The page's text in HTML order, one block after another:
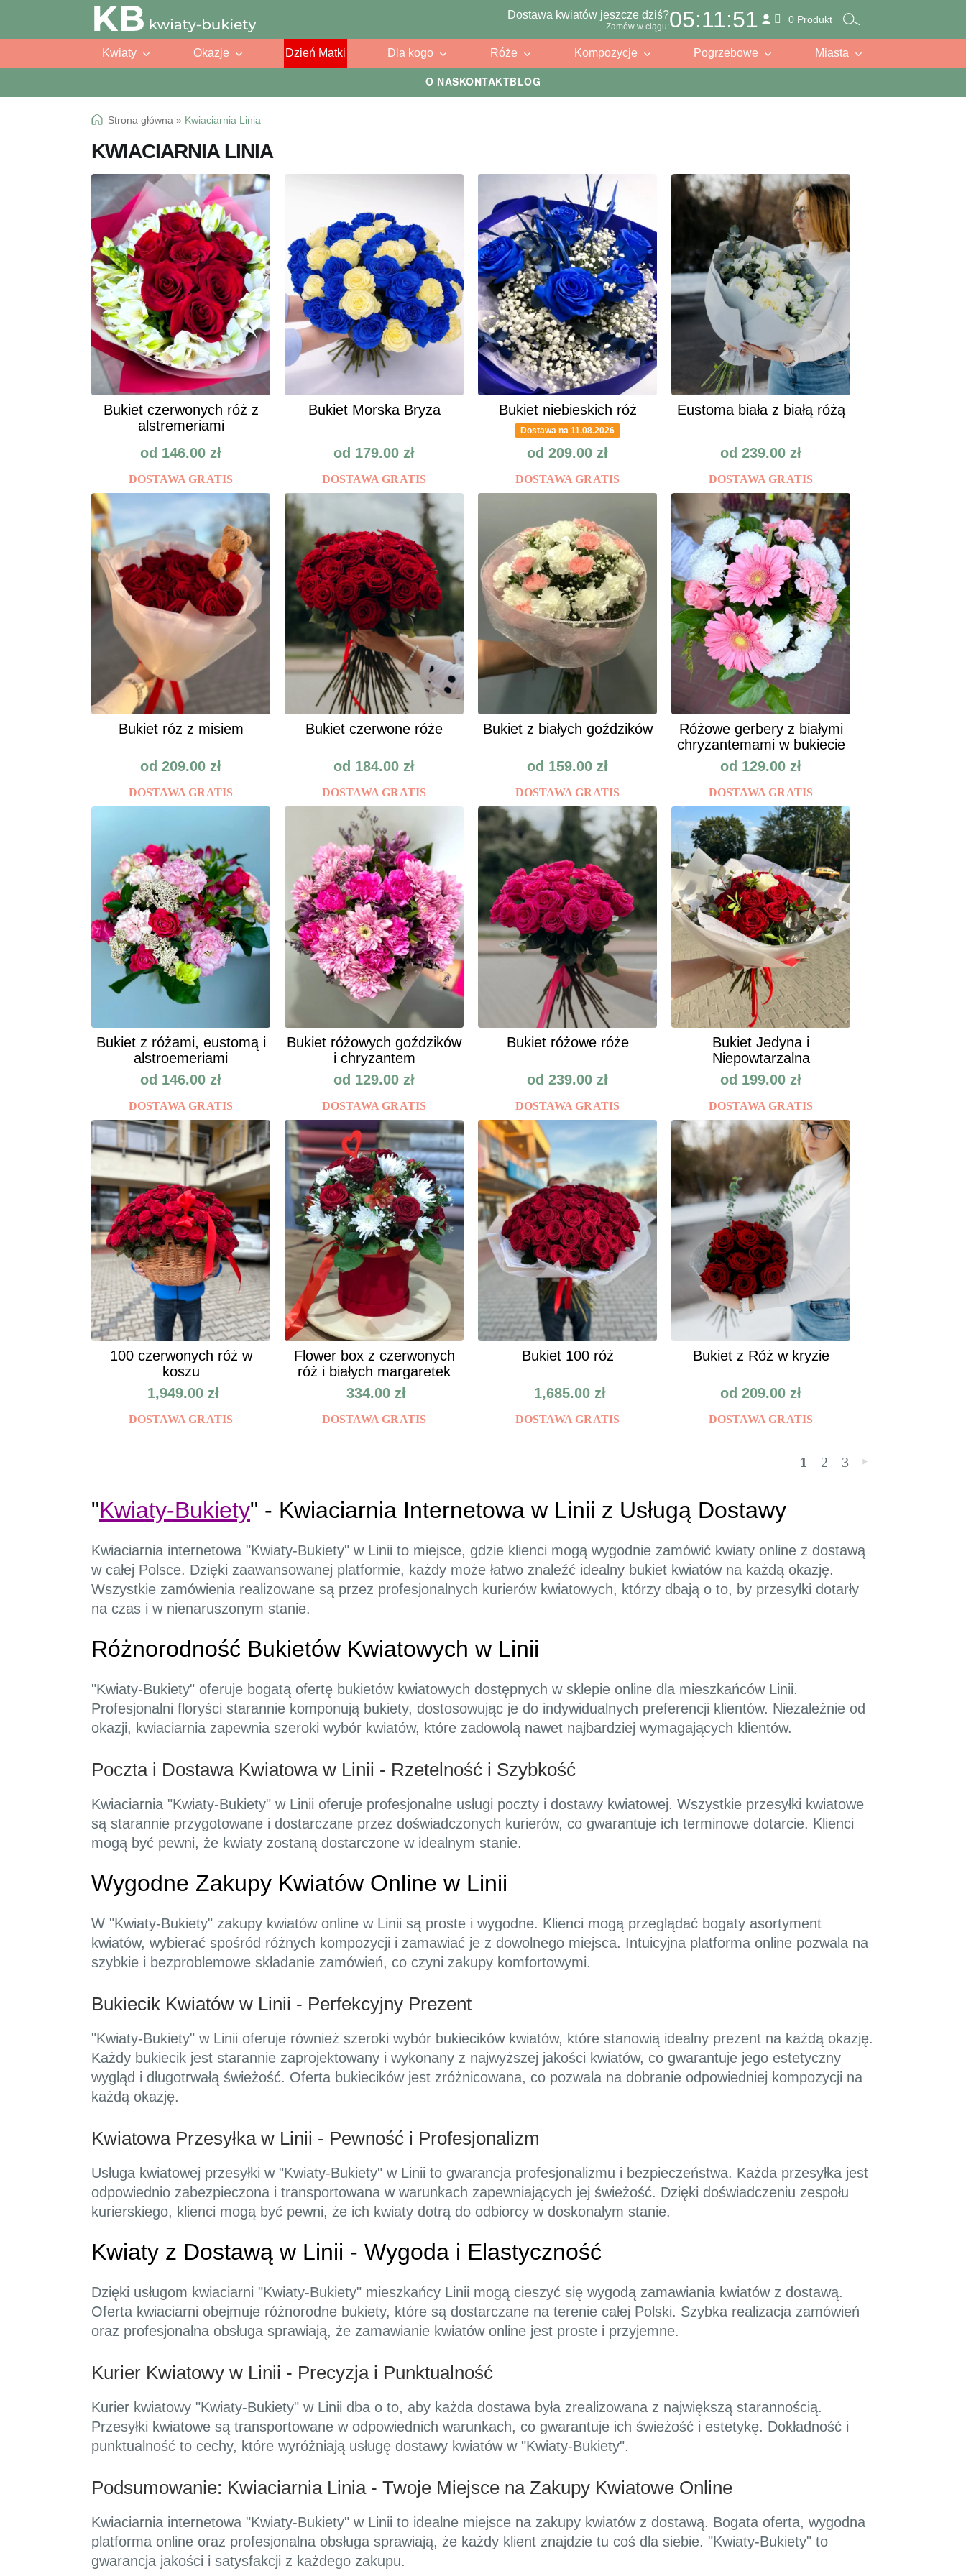
O NASKONTAKTBLOG
Przejdź
do
Przejdź
do
Dostawa kwiatów jeszcze dziś?
Zamów w ciągu:05:11:49 0 Produkt
Kwiaty Okazje Dzień Matki Dla kogo Róże Kompozycje Pogrzebowe Miasta
Strona główna » Kwiaciarnia Linia
KWIACIARNIA LINIA
Bukiet czerwonych róż z
alstremeriami
od 146.00 zł
DOSTAWA GRATIS
Bukiet Morska Bryza
od 179.00 zł
DOSTAWA GRATIS
Bukiet niebieskich róż
Dostawa na 11.08.2026
od 209.00 zł
DOSTAWA GRATIS
Eustoma biała z białą różą
od 239.00 zł
DOSTAWA GRATIS
Bukiet róz z misiem
od 209.00 zł
DOSTAWA GRATIS
Bukiet czerwone róże
od 184.00 zł
DOSTAWA GRATIS
Bukiet z białych goździków
od 159.00 zł
DOSTAWA GRATIS
Różowe gerbery z białymi
chryzantemami w bukiecie
od 129.00 zł
DOSTAWA GRATIS
Bukiet z różami, eustomą i
alstroemeriami
od 146.00 zł
DOSTAWA GRATIS
Bukiet różowych goździków
i chryzantem
od 129.00 zł
DOSTAWA GRATIS
Bukiet różowe róże
od 239.00 zł
DOSTAWA GRATIS
Bukiet Jedyna i
Niepowtarzalna
od 199.00 zł
DOSTAWA GRATIS
100 czerwonych róż w
koszu
1,949.00 zł
DOSTAWA GRATIS
Flower box z czerwonych
róż i białych margaretek
334.00 zł
DOSTAWA GRATIS
Bukiet 100 róż
1,685.00 zł
DOSTAWA GRATIS
Bukiet z Róż w kryzie
od 209.00 zł
DOSTAWA GRATIS
1 2 3 »
"Kwiaty-Bukiety" - Kwiaciarnia Internetowa w Linii z Usługą Dostawy
Kwiaciarnia internetowa "Kwiaty-Bukiety" w Linii to miejsce, gdzie klienci mogą wygodnie zamówić kwiaty online z dostawą
w całej Polsce. Dzięki zaawansowanej platformie, każdy może łatwo znaleźć idealny bukiet kwiatów na każdą okazję.
Wszystkie zamówienia realizowane są przez profesjonalnych kurierów kwiatowych, którzy dbają o to, by przesyłki dotarły
na czas i w nienaruszonym stanie.
Różnorodność Bukietów Kwiatowych w Linii
"Kwiaty-Bukiety" oferuje bogatą ofertę bukietów kwiatowych dostępnych w sklepie online dla mieszkańców Linii.
Profesjonalni floryści starannie komponują bukiety, dostosowując je do indywidualnych preferencji klientów. Niezależnie od
okazji, kwiaciarnia zapewnia szeroki wybór kwiatów, które zadowolą nawet najbardziej wymagających klientów.
Poczta i Dostawa Kwiatowa w Linii - Rzetelność i Szybkość
Kwiaciarnia "Kwiaty-Bukiety" w Linii oferuje profesjonalne usługi poczty i dostawy kwiatowej. Wszystkie przesyłki kwiatowe
są starannie przygotowane i dostarczane przez doświadczonych kurierów, co gwarantuje ich terminowe dotarcie. Klienci
mogą być pewni, że kwiaty zostaną dostarczone w idealnym stanie.
Wygodne Zakupy Kwiatów Online w Linii
W "Kwiaty-Bukiety" zakupy kwiatów online w Linii są proste i wygodne. Klienci mogą przeglądać bogaty asortyment
kwiatów, wybierać spośród różnych kompozycji i zamawiać je z dowolnego miejsca. Intuicyjna platforma online pozwala na
szybkie i bezproblemowe składanie zamówień, co czyni zakupy komfortowymi.
Bukiecik Kwiatów w Linii - Perfekcyjny Prezent
"Kwiaty-Bukiety" w Linii oferuje również szeroki wybór bukiecików kwiatów, które stanowią idealny prezent na każdą okazję.
Każdy bukiecik jest starannie zaprojektowany i wykonany z najwyższej jakości kwiatów, co gwarantuje jego estetyczny
wygląd i długotrwałą świeżość. Oferta bukiecików jest zróżnicowana, co pozwala na dobranie odpowiedniej kompozycji na
każdą okazję.
Kwiatowa Przesyłka w Linii - Pewność i Profesjonalizm
Usługa kwiatowej przesyłki w "Kwiaty-Bukiety" w Linii to gwarancja profesjonalizmu i bezpieczeństwa. Każda przesyłka jest
odpowiednio zabezpieczona i transportowana w warunkach zapewniających jej świeżość. Dzięki doświadczeniu zespołu
kurierskiego, klienci mogą być pewni, że ich kwiaty dotrą do odbiorcy w doskonałym stanie.
Kwiaty z Dostawą w Linii - Wygoda i Elastyczność
Dzięki usługom kwiaciarni "Kwiaty-Bukiety" mieszkańcy Linii mogą cieszyć się wygodą zamawiania kwiatów z dostawą.
Oferta kwiaciarni obejmuje różnorodne bukiety, które są dostarczane na terenie całej Polski. Szybka realizacja zamówień
oraz profesjonalna obsługa sprawiają, że zamawianie kwiatów online jest proste i przyjemne.
Kurier Kwiatowy w Linii - Precyzja i Punktualność
Kurier kwiatowy "Kwiaty-Bukiety" w Linii dba o to, aby każda dostawa była zrealizowana z największą starannością.
Przesyłki kwiatowe są transportowane w odpowiednich warunkach, co gwarantuje ich świeżość i estetykę. Dokładność i
punktualność to cechy, które wyróżniają usługę dostawy kwiatów w "Kwiaty-Bukiety".
Podsumowanie: Kwiaciarnia Linia - Twoje Miejsce na Zakupy Kwiatowe Online
Kwiaciarnia internetowa "Kwiaty-Bukiety" w Linii to idealne miejsce na zakupy kwiatów z dostawą. Bogata oferta, wygodna
platforma online oraz profesjonalna obsługa sprawiają, że każdy klient znajdzie tu coś dla siebie. "Kwiaty-Bukiety" to
gwarancja jakości i satysfakcji z każdego zakupu.